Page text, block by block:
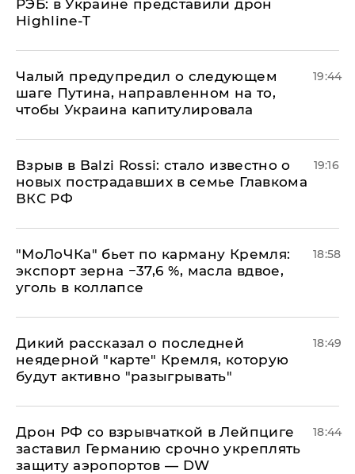
РЭБ: в Украине представили дрон
Highline-T
Чалый предупредил о следующем
шаге Путина, направленном на то,
чтобы Украина капитулировала
19:44
Взрыв в Balzi Rossi: стало известно о
новых пострадавших в семье Главкома
ВКС РФ
19:16
​"МоЛоЧКа" бьет по карману Кремля:
экспорт зерна −37,6 %, масла вдвое,
уголь в коллапсе
18:58
Дикий рассказал о последней
неядерной "карте" Кремля, которую
будут активно "разыгрывать"
18:49
​Дрон РФ со взрывчаткой в Лейпциге
заставил Германию срочно укреплять
защиту аэропортов — DW
18:44